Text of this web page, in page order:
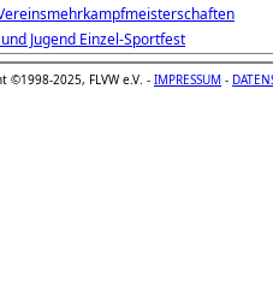
Jugend Einzel-Sportfest
©1998-2025, FLVW e.V. - IMPRESSUM -